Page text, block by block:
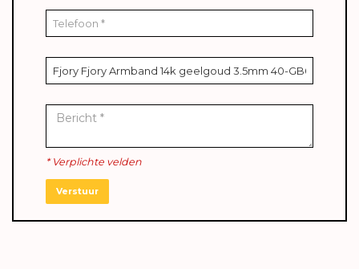
* Verplichte velden
Verstuur